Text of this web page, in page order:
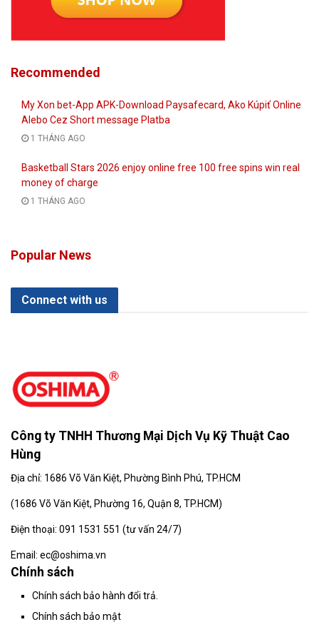
Recommended
My Xon bet-App APK-Download Paysafecard, Ako Kúpiť Online
Alebo Cez Short message Platba
1 THÁNG AGO
Basketball Stars 2026 enjoy online free 100 free spins win real
money of charge
1 THÁNG AGO
Popular News
Connect with us
Công ty TNHH Thương Mại Dịch Vụ Kỹ Thuật Cao
Hùng
Địa chỉ: 1686 Võ Văn Kiệt, Phường Bình Phú, TP.HCM
(1686 Võ Văn Kiệt, Phường 16, Quận 8, TP.HCM)
Điện thoại: 091 1531 551 (tư vấn 24/7)
Email: ec@oshima.vn
Chính sách
Chính sách bảo hành đổi trả.
Chính sách bảo mật